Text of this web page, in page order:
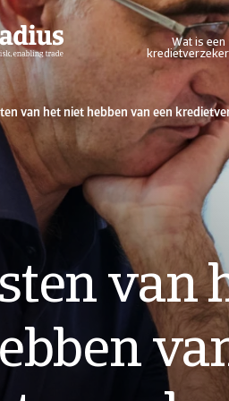
Wat is een
van het niet hebben van een
van